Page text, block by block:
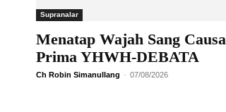
Supranalar
Menatap Wajah Sang Causa
Prima YHWH-DEBATA
Ch Robin Simanullang - 07/08/2026